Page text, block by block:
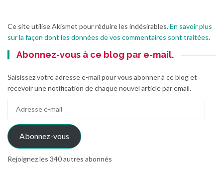
Ce site utilise Akismet pour réduire les indésirables.En savoir plus
sur la façon dont les données de vos commentaires sont traitées.
Abonnez-vous à ce blog par e-mail.
Saisissez votre adresse e-mail pour vous abonner à ce blog et
recevoir une notification de chaque nouvel article par email.
mail
Abonnez-vous
Rejoignez les 340 autres abonnés